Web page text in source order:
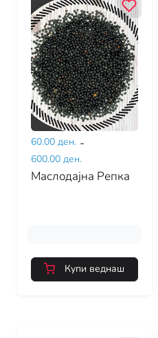
60.00 ден. -
600.00 ден.
Маслодајна Репка
Купи веднаш